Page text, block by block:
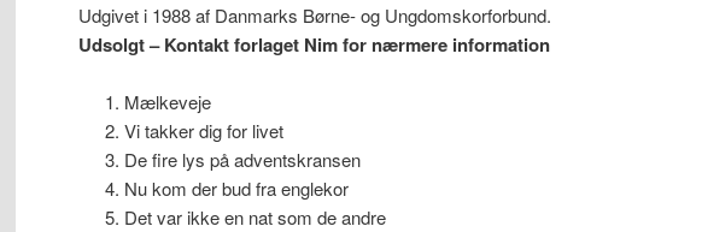
Udgivet i 1988 af Danmarks Børne- og Ungdomskorforbund.
Udsolgt– Kontakt forlaget Nim for nærmere information
Mælkeveje
Vi takker dig for livet
De fire lys på adventskransen
Nu kom der bud fra englekor
Det var ikke en nat som de andre